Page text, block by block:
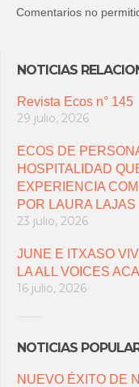
Comentarios no
NOTICIAS
Revista Ecos n° 145
29 julio, 2026
ECOS DE
HOSPITALIDAD
EXPERIENCIA
POR LAURA LAJAS
23 julio, 2026
JUNE E ITXASO
LA ALL VOICES
16 julio, 2026
NOTICIAS
NUEVO ÉXITO DE